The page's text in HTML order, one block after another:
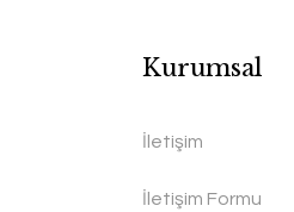
Kurumsal
İletişim
İletişim Formu